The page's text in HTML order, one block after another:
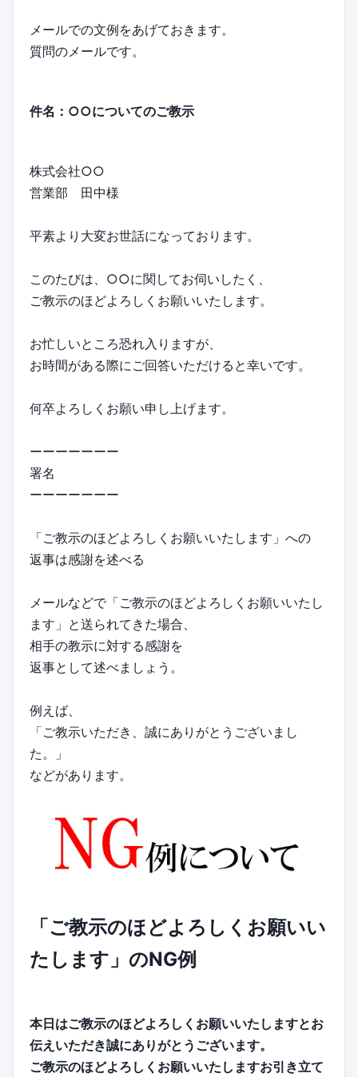
メールでの文例をあげておきます。
質問のメールです。
件名：○○についてのご教示
株式会社○○
営業部 田中様
平素より大変お世話になっております。
このたびは、○○に関してお伺いしたく、
ご教示のほどよろしくお願いいたします。
お忙しいところ恐れ入りますが、
お時間がある際にご回答いただけると幸いです。
何卒よろしくお願い申し上げます。
ーーーーーーー
署名
ーーーーーーー
「ご教示のほどよろしくお願いいたします」への
返事は感謝を述べる
メールなどで「ご教示のほどよろしくお願いいたし
ます」と送られてきた場合、
相手の教示に対する感謝を
返事として述べましょう。
例えば、
「ご教示いただき、誠にありがとうございまし
た。」
などがあります。
「ご教示のほどよろしくお願いい
たします」のNG例
本日はご教示のほどよろしくお願いいたしますとお
伝えいただき誠にありがとうございます。
ご教示のほどよろしくお願いいたしますお引き立て